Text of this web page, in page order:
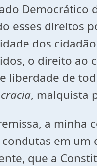
Democrático
esses direitos
dos
o direito ao
liberdade de
, malquista
a minha
em
que a